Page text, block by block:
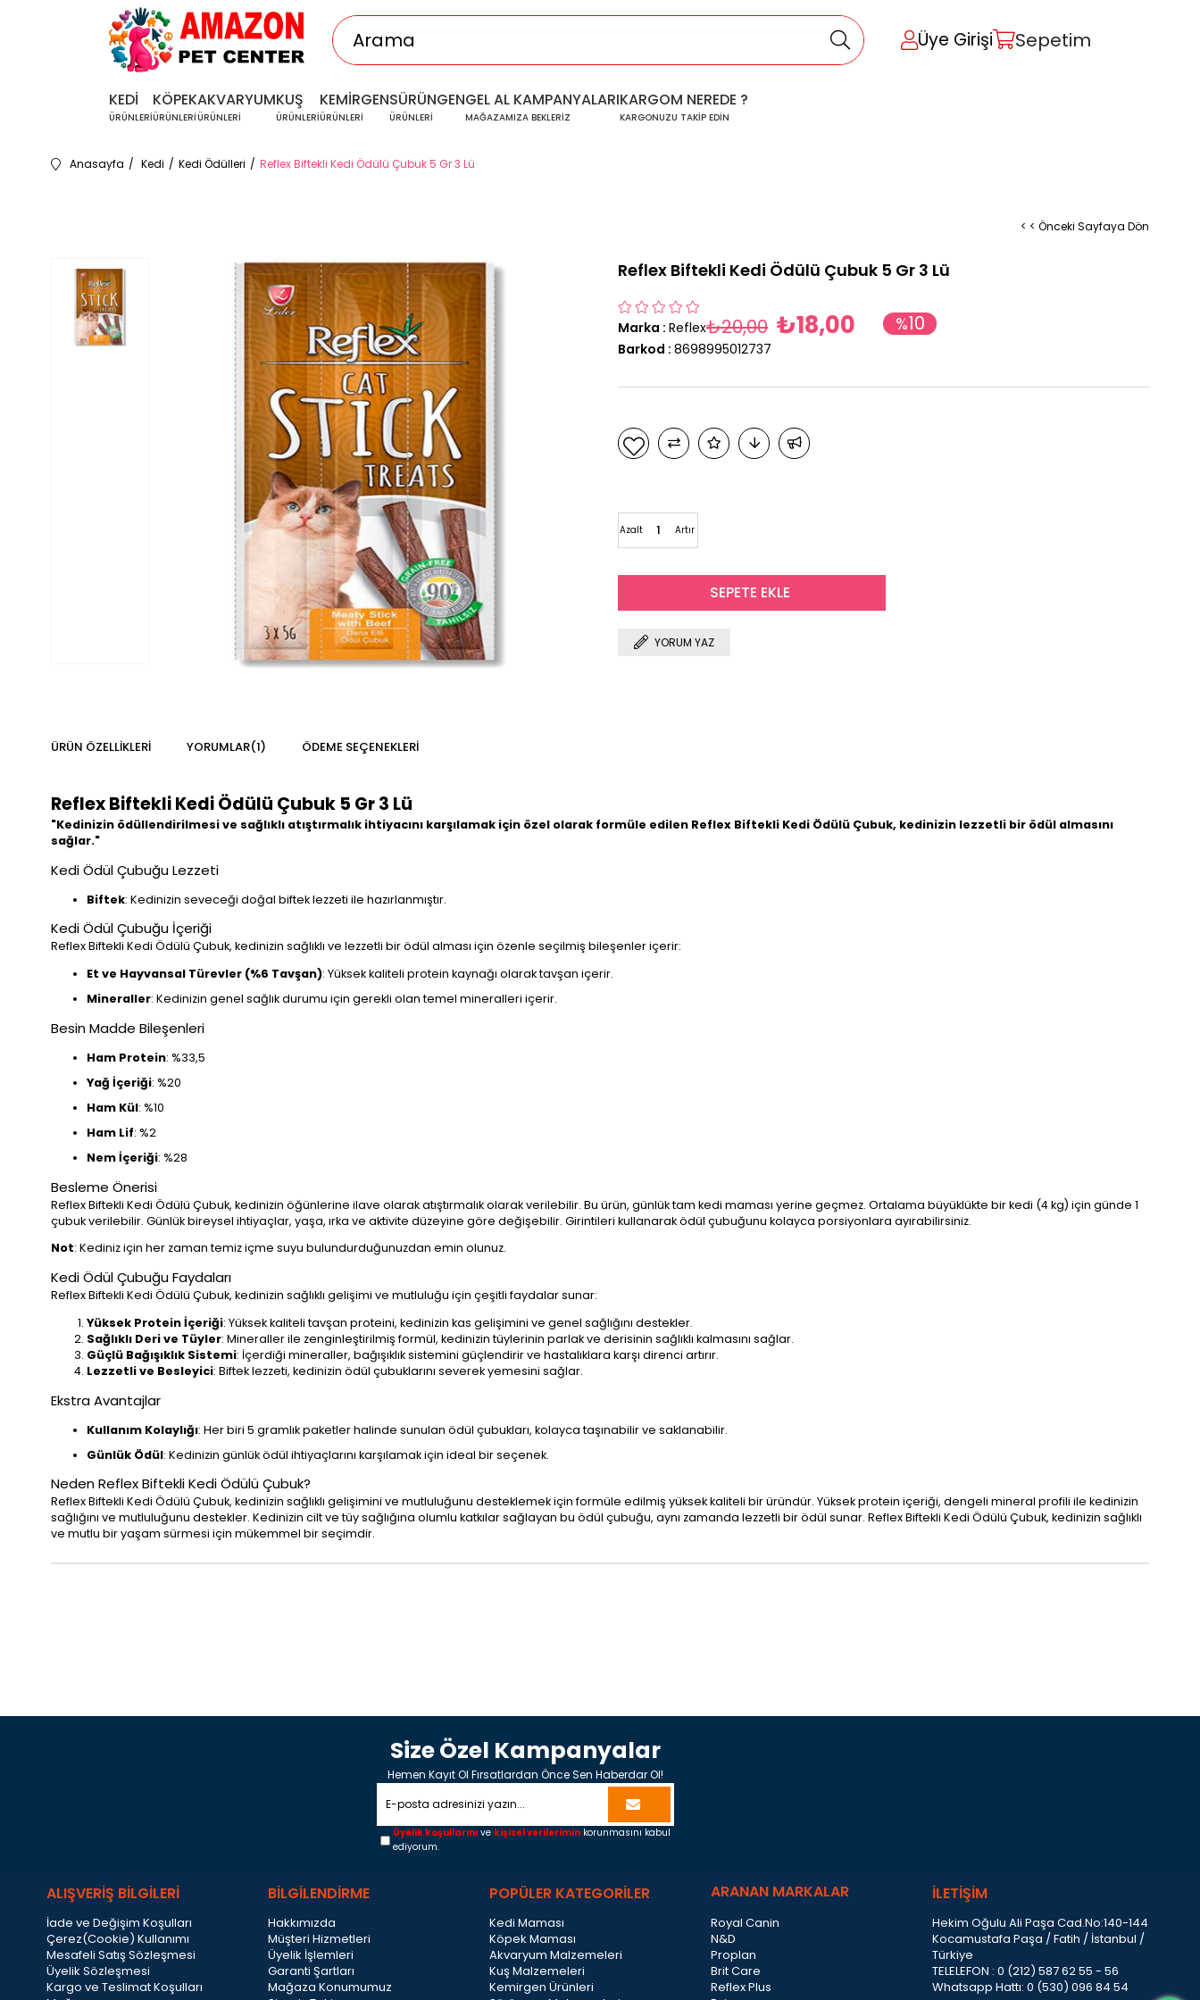
Üye Girişi Sepetim
KEDİ
ÜRÜNLERİ
KÖPEK
ÜRÜNLERİ
AKVARYUM
ÜRÜNLERİ
KUŞ
ÜRÜNLERİ
KEMİRGEN
ÜRÜNLERİ
SÜRÜNGEN
ÜRÜNLERİ
GEL AL KAMPANYALARI
MAĞAZAMIZA BEKLERİZ
KARGOM NEREDE ?
KARGONUZU TAKİP EDİN
Anasayfa Kedi Kedi Ödülleri Reflex Biftekli Kedi Ödülü Çubuk 5 Gr 3 Lü
< < Önceki Sayfaya Dön
Reflex Biftekli Kedi Ödülü Çubuk 5 Gr 3 Lü
Marka : Reflex %10
₺20,00 ₺18,00
Barkod : 8698995012737
Artır
Azalt
YORUM YAZ
ÜRÜN ÖZELLIKLERI YORUMLAR(1) ÖDEME SEÇENEKLERI
Reflex Biftekli Kedi Ödülü Çubuk 5 Gr 3 Lü
"Kedinizin ödüllendirilmesi ve sağlıklı atıştırmalık ihtiyacını karşılamak için özel olarak formüle edilen Reflex Biftekli Kedi Ödülü Çubuk, kedinizin lezzetli bir ödül almasını
sağlar."
Kedi Ödül Çubuğu Lezzeti
Biftek: Kedinizin seveceği doğal biftek lezzeti ile hazırlanmıştır.
Kedi Ödül Çubuğu İçeriği
Reflex Biftekli Kedi Ödülü Çubuk, kedinizin sağlıklı ve lezzetli bir ödül alması için özenle seçilmiş bileşenler içerir:
Et ve Hayvansal Türevler (%6 Tavşan): Yüksek kaliteli protein kaynağı olarak tavşan içerir.
Mineraller: Kedinizin genel sağlık durumu için gerekli olan temel mineralleri içerir.
Besin Madde Bileşenleri
Ham Protein: %33,5
Yağ İçeriği: %20
Ham Kül: %10
Ham Lif: %2
Nem İçeriği: %28
Besleme Önerisi
Reflex Biftekli Kedi Ödülü Çubuk, kedinizin öğünlerine ilave olarak atıştırmalık olarak verilebilir. Bu ürün, günlük tam kedi maması yerine geçmez. Ortalama büyüklükte bir kedi (4 kg) için günde 1
çubuk verilebilir. Günlük bireysel ihtiyaçlar, yaşa, ırka ve aktivite düzeyine göre değişebilir. Girintileri kullanarak ödül çubuğunu kolayca porsiyonlara ayırabilirsiniz.
Not: Kediniz için her zaman temiz içme suyu bulundurduğunuzdan emin olunuz.
Kedi Ödül Çubuğu Faydaları
Reflex Biftekli Kedi Ödülü Çubuk, kedinizin sağlıklı gelişimi ve mutluluğu için çeşitli faydalar sunar:
Yüksek Protein İçeriği: Yüksek kaliteli tavşan proteini, kedinizin kas gelişimini ve genel sağlığını destekler.
Sağlıklı Deri ve Tüyler: Mineraller ile zenginleştirilmiş formül, kedinizin tüylerinin parlak ve derisinin sağlıklı kalmasını sağlar.
Güçlü Bağışıklık Sistemi: İçerdiği mineraller, bağışıklık sistemini güçlendirir ve hastalıklara karşı direnci artırır.
Lezzetli ve Besleyici: Biftek lezzeti, kedinizin ödül çubuklarını severek yemesini sağlar.
Ekstra Avantajlar
Kullanım Kolaylığı: Her biri 5 gramlık paketler halinde sunulan ödül çubukları, kolayca taşınabilir ve saklanabilir.
Günlük Ödül: Kedinizin günlük ödül ihtiyaçlarını karşılamak için ideal bir seçenek.
Neden Reflex Biftekli Kedi Ödülü Çubuk?
Reflex Biftekli Kedi Ödülü Çubuk, kedinizin sağlıklı gelişimini ve mutluluğunu desteklemek için formüle edilmiş yüksek kaliteli bir üründür. Yüksek protein içeriği, dengeli mineral profili ile kedinizin
sağlığını ve mutluluğunu destekler. Kedinizin cilt ve tüy sağlığına olumlu katkılar sağlayan bu ödül çubuğu, aynı zamanda lezzetli bir ödül sunar. Reflex Biftekli Kedi Ödülü Çubuk, kedinizin sağlıklı
ve mutlu bir yaşam sürmesi için mükemmel bir seçimdir.
Size Özel Kampanyalar
Hemen Kayıt Ol Fırsatlardan Önce Sen Haberdar Ol!
Üyelik koşullarını ve kişisel verilerimin korunmasını kabul
ediyorum.
ALIŞVERİŞ BİLGİLERİ
İade ve Değişim Koşulları
Çerez(Cookie) Kullanımı
Mesafeli Satış Sözleşmesi
Üyelik Sözleşmesi
Kargo ve Teslimat Koşulları
BİLGİLENDİRME
Hakkımızda
Müşteri Hizmetleri
Üyelik İşlemleri
Garanti Şartları
Mağaza Konumumuz
POPÜLER KATEGORİLER
Kedi Maması
Köpek Maması
Akvaryum Malzemeleri
Kuş Malzemeleri
Kemirgen Ürünleri
ARANAN MARKALAR
Royal Canin
N&D
Proplan
Brit Care
Reflex Plus
İLETİŞİM
Hekim Oğulu Ali Paşa Cad.No:140-144
Kocamustafa Paşa / Fatih / İstanbul /
Türkiye
TELELEFON : 0 (212) 587 62 55 - 56
Whatsapp Hattı: 0 (530) 096 84 54